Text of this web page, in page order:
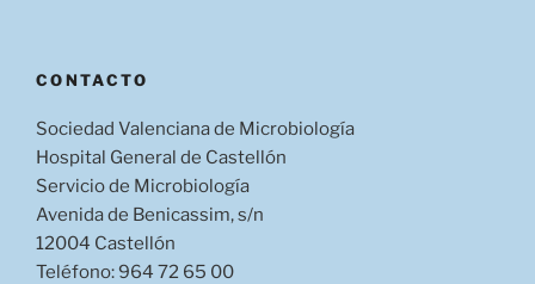
CONTACTO
Sociedad Valenciana de Microbiología
Hospital General de Castellón
Servicio de Microbiología
Avenida de Benicassim, s/n
12004 Castellón
Teléfono: 964 72 65 00